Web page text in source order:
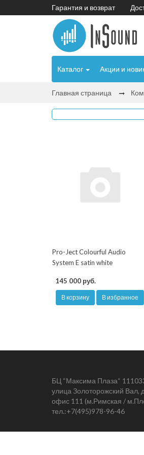
Гарантия и возврат
Каталог Акции и
Главная страница
Pro-Ject Colourful Audio
System E satin white
145 000 руб.
В корзину В избранное
БЦ “Максима Плаза“
улица Золоторожский Вал,
офис 111 (м.Римская /
тел.:+7(495)978-96-46